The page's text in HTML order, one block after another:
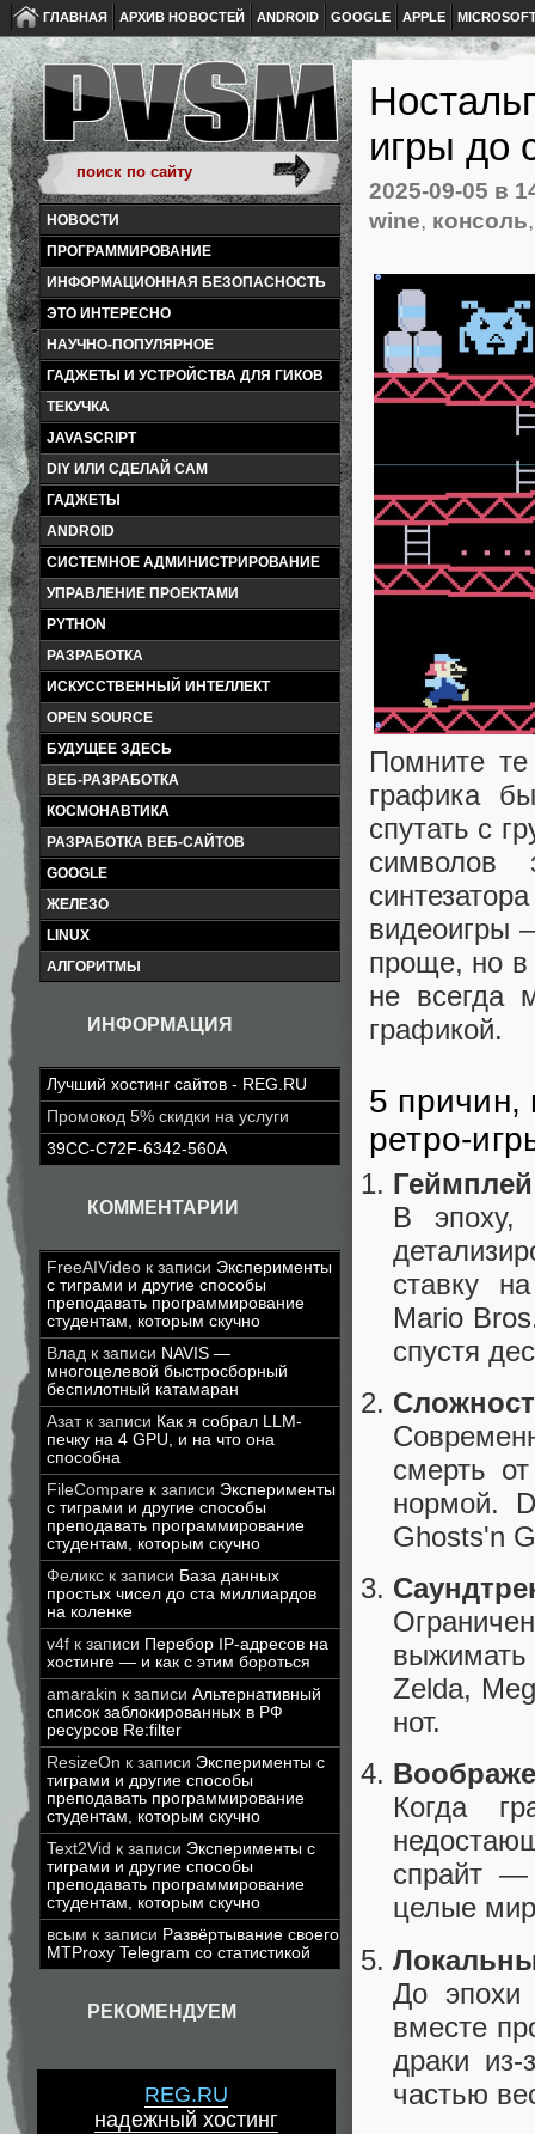
ГЛАВНАЯ АРХИВ НОВОСТЕЙ ANDROID GOOGLE APPLE
НОВОСТИ
ПРОГРАММИРОВАНИЕ
ИНФОРМАЦИОННАЯ БЕЗОПАСНОСТЬ
ЭТО ИНТЕРЕСНО
НАУЧНО-ПОПУЛЯРНОЕ
ГАДЖЕТЫ И УСТРОЙСТВА ДЛЯ ГИКОВ
ТЕКУЧКА
JAVASCRIPT
DIY ИЛИ СДЕЛАЙ САМ
ГАДЖЕТЫ
ANDROID
СИСТЕМНОЕ АДМИНИСТРИРОВАНИЕ
УПРАВЛЕНИЕ ПРОЕКТАМИ
PYTHON
РАЗРАБОТКА
ИСКУССТВЕННЫЙ ИНТЕЛЛЕКТ
OPEN SOURCE
БУДУЩЕЕ ЗДЕСЬ
ВЕБ-РАЗРАБОТКА
КОСМОНАВТИКА
РАЗРАБОТКА ВЕБ-САЙТОВ
GOOGLE
ЖЕЛЕЗО
LINUX
АЛГОРИТМЫ
ИНФОРМАЦИЯ
Лучший хостинг сайтов - REG.RU
Промокод 5% скидки на услуги
39CC-C72F-6342-560A
КОММЕНТАРИИ
FreeAIVideo к записи Эксперименты
с тиграми и другие способы
преподавать программирование
студентам, которым скучно
Влад к записи NAVIS —
многоцелевой быстросборный
беспилотный катамаран
Азатк записи Как я собрал LLM-
печку на 4 GPU, и на что она
способна
FileCompare к записи Эксперименты
с тиграми и другие способы
преподавать программирование
студентам, которым скучно
Феликс к записи База данных
простых чисел до ста миллиардов
на коленке
v4f к записи Перебор IP-адресов на
хостинге — и как с этим бороться
amarakin к записи Альтернативный
список заблокированных в РФ
ресурсов Re:filter
ResizeOn к записи Эксперименты с
тиграми и другие способы
преподавать программирование
студентам, которым скучно
Text2Vid к записи Эксперименты с
тиграми и другие способы
преподавать программирование
студентам, которым скучно
всым к записи Развёртывание своего
MTProxy Telegram со статистикой
РЕКОМЕНДУЕМ
REG.RU
надежный хостинг
игры до
2025-09-05 в
wine, консоль
Помните
графика
спутать с
символов
видеоигры
проще, но в
не всегда
графикой.
5
ретро-
В эпоху,
ставку
Mario
спустя
смерть
нормой.
Ghosts'n
Zelda,
нот.
Когда
спрайт —
целые
До эпохи
вместе
драки
частью